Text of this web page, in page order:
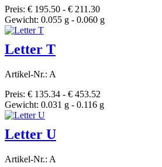
Preis: € 195.50 - € 211.30
Gewicht: 0.055 g - 0.060 g
Letter T
Artikel-Nr.: A
Preis: € 135.34 - € 453.52
Gewicht: 0.031 g - 0.116 g
Letter U
Artikel-Nr.: A